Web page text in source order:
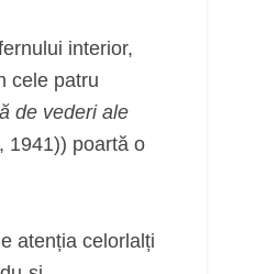
interior,
cele patru
de vederi ale
, 1941)) poartă o
atenția celorlalți